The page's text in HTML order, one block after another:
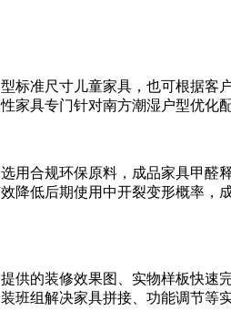
准尺寸儿童家具，也可根据客
家具专门针对南方潮湿户型优化
合规环保原料，成品家具甲醛
降低后期使用中开裂变形概率
的装修效果图、实物样板快速
班组解决家具拼接、功能调节